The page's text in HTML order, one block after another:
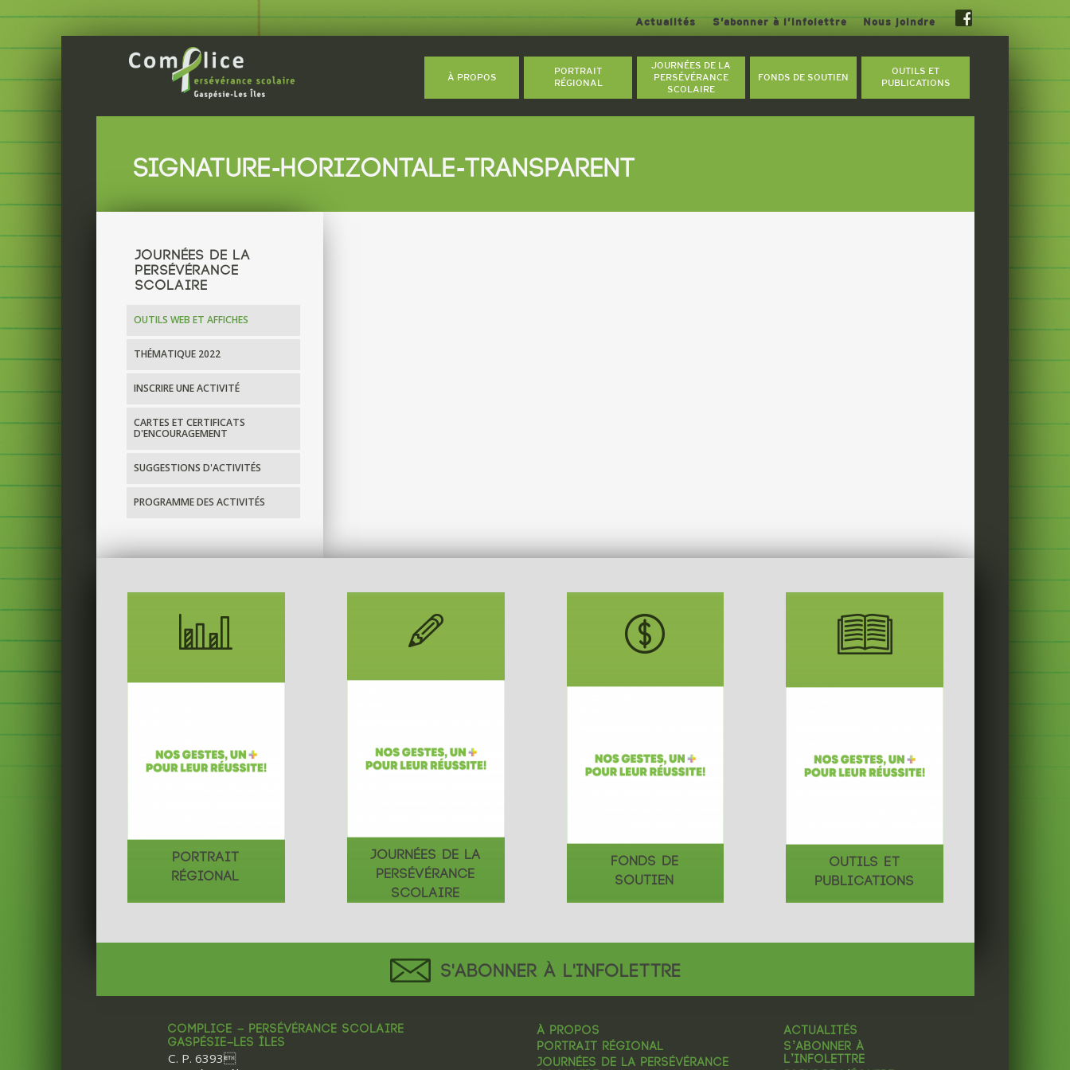
Actualités S’abonner à l’infolettre Nous joindre
À PROPOS
PORTRAIT
RÉGIONAL
JOURNÉES DE LA
PERSÉVÉRANCE
SCOLAIRE
FONDS DE SOUTIEN
OUTILS ET
PUBLICATIONS
SIGNATURE-HORIZONTALE-TRANSPARENT
JOURNÉES DE LA
PERSÉVÉRANCE
SCOLAIRE
OUTILS WEB ET AFFICHES
THÉMATIQUE 2022
INSCRIRE UNE ACTIVITÉ
CARTES ET CERTIFICATS
D'ENCOURAGEMENT
SUGGESTIONS D'ACTIVITÉS
PROGRAMME DES ACTIVITÉS
PORTRAIT
RÉGIONAL
JOURNÉES DE LA
PERSÉVÉRANCE
SCOLAIRE
FONDS DE
SOUTIEN
OUTILS ET
PUBLICATIONS
S'ABONNER À L'INFOLETTRE
COMPLICE – PERSÉVÉRANCE SCOLAIRE
GASPÉSIE–LES ÎLES
C. P. 6393
À PROPOS
PORTRAIT RÉGIONAL
JOURNÉES DE LA PERSÉVÉRANCE
ACTUALITÉS
S’ABONNER À
L’INFOLETTRE